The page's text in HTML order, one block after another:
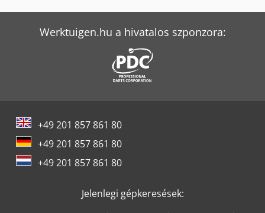
Werktuigen.hu a hivatalos szponzora:
+49 201 857 861 80
+49 201 857 861 80
+49 201 857 861 80
Jelenlegi gépkeresések: